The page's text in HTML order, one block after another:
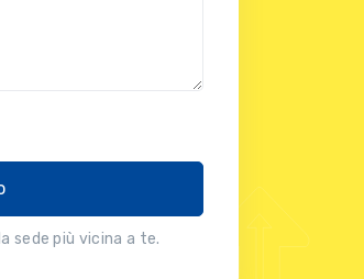
sede più vicina a te.